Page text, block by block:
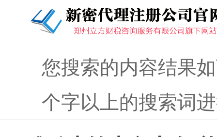
您搜索的内容结果
个字以上的搜索词